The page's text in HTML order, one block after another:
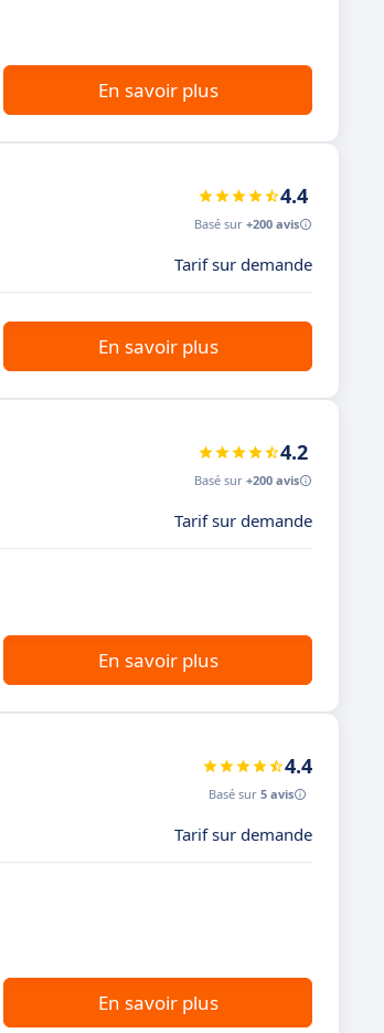
En savoir plus
4.4
Basé sur +200 avis
Tarif sur demande
En savoir plus
4.2
Basé sur +200 avis
Tarif sur demande
En savoir plus
4.4
Basé sur 5 avis
Tarif sur demande
En savoir plus